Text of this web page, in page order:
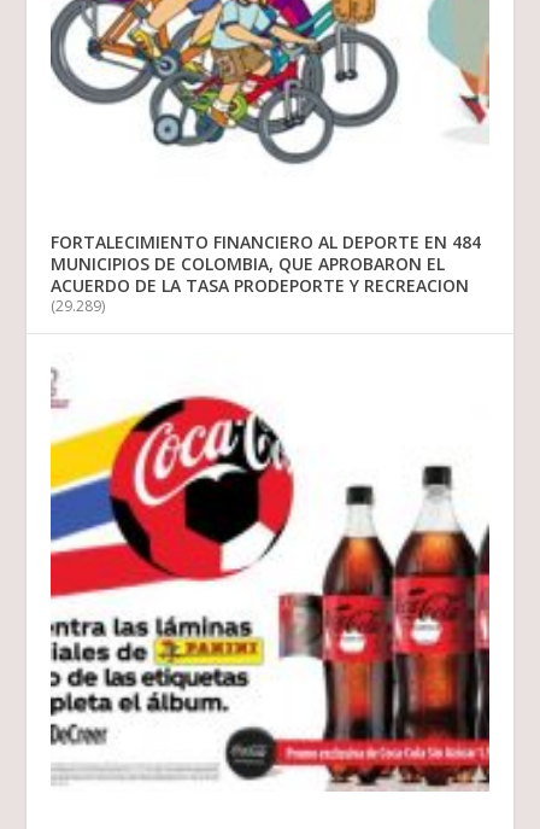
FORTALECIMIENTO FINANCIERO AL DEPORTE EN 484
MUNICIPIOS DE COLOMBIA, QUE APROBARON EL
ACUERDO DE LA TASA PRODEPORTE Y RECREACION
(29.289)